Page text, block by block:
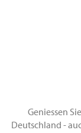
Geniessen
Deutschland -